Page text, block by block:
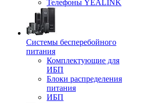
Телефоны YEALINK
Системы бесперебойного
питания
Комплектующие для
ИБП
Блоки распределения
питания
ИБП